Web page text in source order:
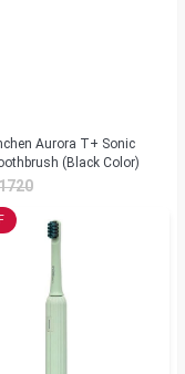
Aurora T+ Sonic
(Black Color)